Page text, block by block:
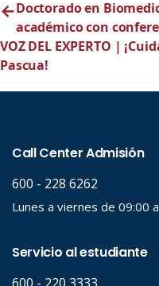
←Doctorado en
académico con
VOZ DEL EXPERTO |
Pascua!